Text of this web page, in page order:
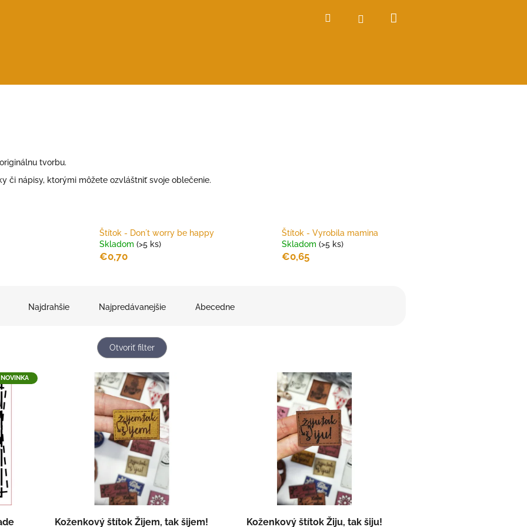
Hľadať Prihlásenie
tvorbu.
či nápisy, ktorými môžete ozvláštniť svoje oblečenie.
Štítok - Don´t worry be happy
Skladom (>5 ks)
€0,70
Štítok - Vyrobila mamina
Skladom(>5 ks)
€0,65
Najdrahšie Najpredávanejšie Abecedne
Otvoriť filter
NOVINKA
Koženkový štítok Žijem, tak šijem! Koženkový štítok Žiju, tak šiju!